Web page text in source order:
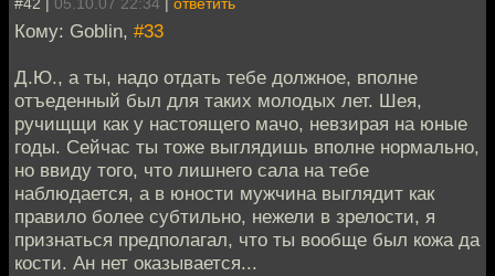
#42 | 05.10.07 22:34 ответить
Кому: Goblin, #33
Д.Ю., а ты, надо отдать тебе должное, вполне
отъеденный был для таких молодых лет. Шея,
ручищщи как у настоящего мачо, невзирая на юные
годы. Сейчас ты тоже выглядишь вполне нормально,
но ввиду того, что лишнего сала на тебе
наблюдается, а в юности мужчина выглядит как
правило более субтильно, нежели в зрелости, я
признаться предполагал, что ты вообще был кожа да
кости. Ан нет оказывается...